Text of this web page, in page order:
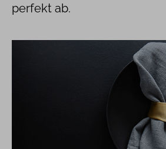
perfekt ab.